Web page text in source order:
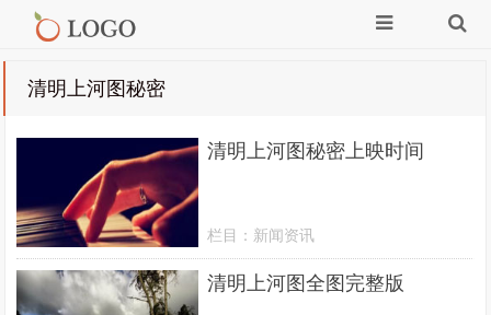
清明上河图秘密
清明上河图秘密上映时间
栏目： 新闻资讯
清明上河图全图完整版